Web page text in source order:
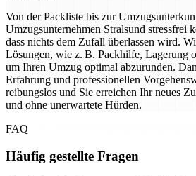
Von der Packliste bis zur
Umzugsunternehmen Stralsund stressfrei
dass nichts dem Zufall überlassen wird.
Lösungen, wie z. B. Packhilfe, Lagerung
um Ihren Umzug optimal abzurunden.
Erfahrung und professionellen
reibungslos und Sie erreichen Ihr neues
und ohne unerwartete Hürden.
FAQ
Häufig gestellte Fragen